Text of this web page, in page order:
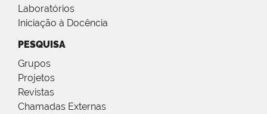
Laboratórios
Iniciação à Docência
PESQUISA
Grupos
Projetos
Revistas
Chamadas Externas